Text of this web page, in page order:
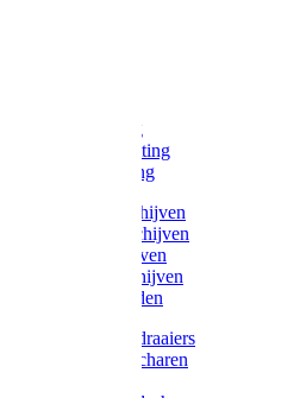
Voetketting
Scheepsketting
Victorketting
Afbraamschijven
Doorslijpschijven
Lamelschijven
Diamantschijven
Laselektroden
Schroevendraaiers
Tangen / Scharen